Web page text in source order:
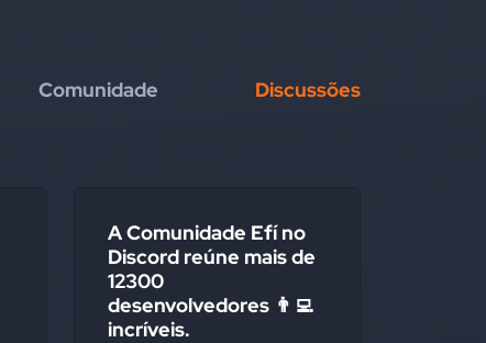
Comunidade Discussões
A Comunidade Efí no
Discord reúne mais de
12300
desenvolvedores 👨‍💻
incríveis.